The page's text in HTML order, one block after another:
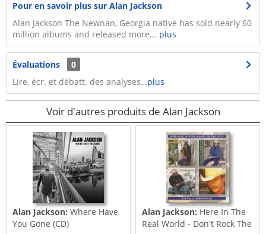
Pour en savoir plus sur Alan Jackson
Alan Jackson The Newnan, Georgia native has sold nearly 60
million albums and released more... plus
Évaluations
0
Lire, écr. et débatt. des analyses…plus
Voir d'autres produits de Alan Jackson
Alan Jackson:Where Have
You Gone (CD)
Alan Jackson: Here In The
Real World - Don't Rock The